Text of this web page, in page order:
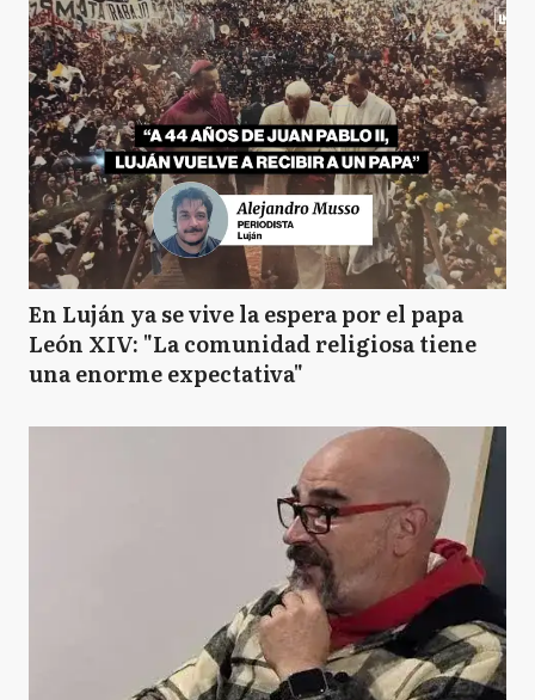
En Luján ya se vive la espera por el papa
León XIV: "La comunidad religiosa tiene
una enorme expectativa"